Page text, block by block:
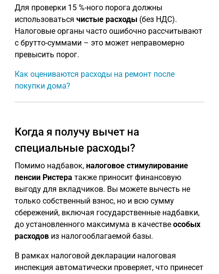
Для проверки 15 %-ного порога должны
использоваться чистые расходы (без НДС).
Налоговые органы часто ошибочно рассчитывают
с брутто-суммами – это может неправомерно
превысить порог.
Как оцениваются расходы на ремонт после
покупки дома?
Когда я получу вычет на
специальные расходы?
Помимо надбавок, налоговое стимулирование
пенсии Ристера также приносит финансовую
выгоду для вкладчиков. Вы можете вычесть не
только собственный взнос, но и всю сумму
сбережений, включая государственные надбавки,
до установленного максимума в качестве особых
расходов из налогооблагаемой базы.
В рамках налоговой декларации налоговая
инспекция автоматически проверяет, что принесет